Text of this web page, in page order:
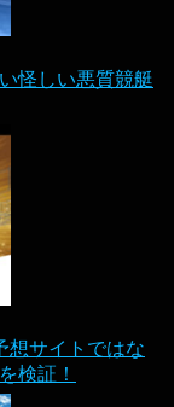
怪しい悪質競艇
想サイトではな
検証！